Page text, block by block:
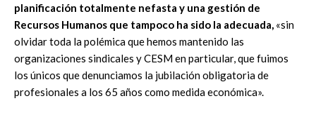
planificación totalmente nefasta y una gestión de
Recursos Humanos que tampoco ha sido la adecuada, «sin
olvidar toda la polémica que hemos mantenido las
organizaciones sindicales y CESM en particular, que fuimos
los únicos que denunciamos la jubilación obligatoria de
profesionales a los 65 años como medida económica».